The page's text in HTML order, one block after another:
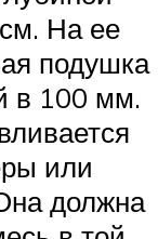
На ее
подушка
в 100 мм.
или
должна